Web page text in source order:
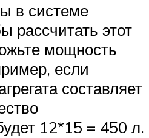
в системе
рассчитать этот
мощность
если
составляет
12*15 = 450 л.